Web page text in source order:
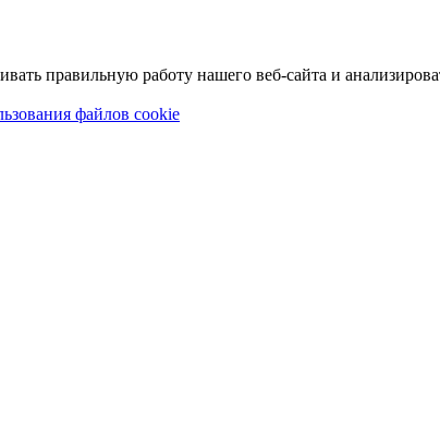
правильную работу нашего веб-сайта и
файлов cookie